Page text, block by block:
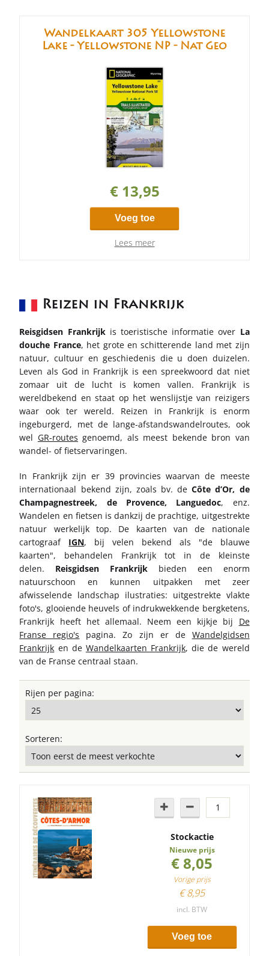
Wandelkaart 305 Yellowstone
Lake - Yellowstone NP - Nat Geo
€ 13,95
Voeg toe
Lees meer
Reizen in Frankrijk
Reisgidsen Frankrijkis toeristische informatie over La
douche France, het grote en schitterende land met zijn
natuur, cultuur en geschiedenis die u doen duizelen.
Leven als God in Frankrijk is een spreekwoord dat niet
zomaar uit de lucht is komen vallen. Frankrijk is
wereldbekend en staat op het wenslijstje van reizigers
waar ook ter wereld. Reizen in Frankrijk is enorm
ingeburgerd, met de lange-afstandswandelroutes, ook
wel GR-routes genoemd, als meest bekende bron van
wandel- of fietservaringen.
In Frankrijk zijn er 39 provincies waarvan de meeste
internationaal bekend zijn, zoals bv. deCôte d’Or, de
Champagnestreek, de Provence, Languedoc, enz.
Wandelen en fietsen is dankzij de prachtige, uitgestrekte
natuur werkelijk top. De kaarten van de nationale
cartograaf IGN, bij velen bekend als "de blauwe
kaarten", behandelen Frankrijk tot in de kleinste
delen. Reisgidsen Frankrijk bieden een enorm
natuurschoon en kunnen uitpakken met zeer
afwisselende landschap ilustraties: uitgestrekte vlakte
foto's, glooiende heuvels of indrukwekkende bergketens,
Frankrijk heeft het allemaal. Neem een kijkje bij De
Franse regio's pagina. Zo zijn er de Wandelgidsen
Frankrijk en de Wandelkaarten Frankrijk, die de wereld
van de Franse centraal staan.
Rijen per pagina:
Sorteren:
Stockactie
Nieuwe prijs
€ 8,05
Vorige prijs
€ 8,95
incl. BTW
Voeg toe